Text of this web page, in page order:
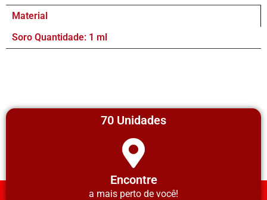
Material
Soro Quantidade: 1 ml
70 Unidades
Encontre
a mais perto de você!